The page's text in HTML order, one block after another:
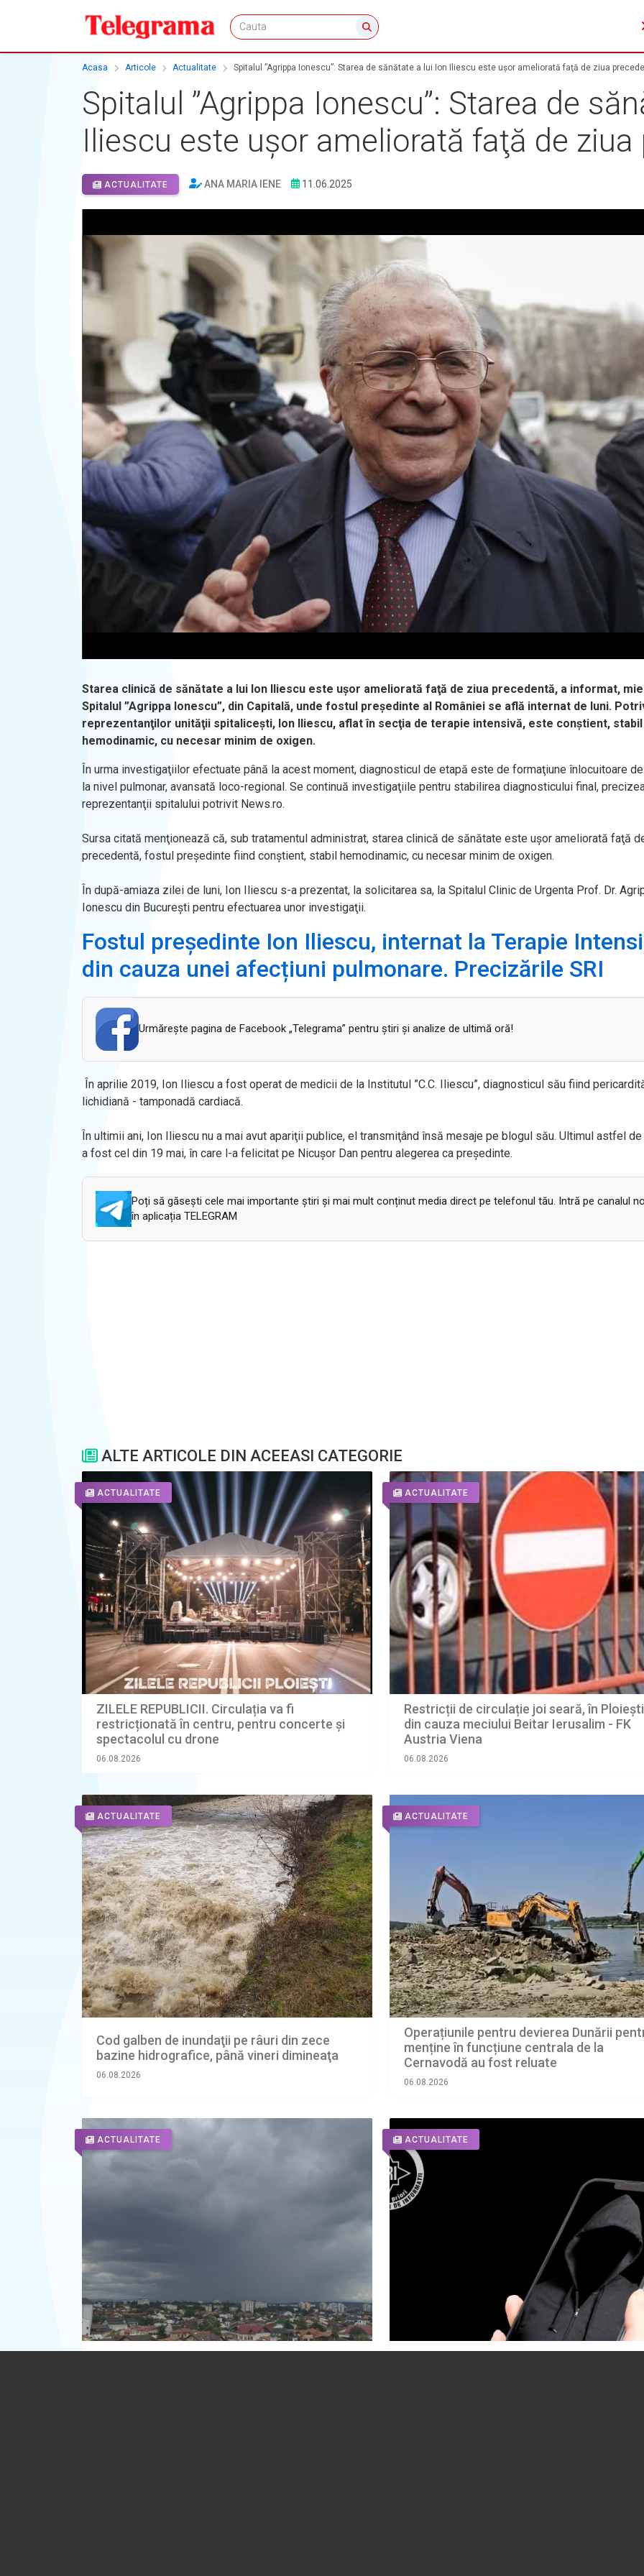
Acasa Articole Actualitate Spitalul ”Agrippa Ionescu”: Starea de sănătate a lui Ion Iliescu este uşor ameliorată faţă de ziua
Spitalul ”Agrippa Ionescu”: Starea de
Iliescu este uşor ameliorată faţă de ziua
ACTUALITATE ANA MARIA IENE 11.06.2025
Starea clinică de sănătate a lui Ion Iliescu este uşor ameliorată faţă de ziua precedentă, a informat,
Spitalul ”Agrippa Ionescu”, din Capitală, unde fostul preşedinte al României se află internat de luni.
reprezentanţilor unităţii spitaliceşti, Ion Iliescu, aflat în secţia de terapie intensivă, este conştient, stabil
hemodinamic, cu necesar minim de oxigen.
În urma investigaţiilor efectuate până la acest moment, diagnosticul de etapă este de formaţiune înlocuitoare
la nivel pulmonar, avansată loco-regional. Se continuă investigaţiile pentru stabilirea diagnosticului final,
reprezentanţii spitalului potrivit News.ro.
Sursa citată menţionează că, sub tratamentul administrat, starea clinică de sănătate este uşor ameliorată faţă
precedentă, fostul preşedinte fiind conştient, stabil hemodinamic, cu necesar minim de oxigen.
În după-amiaza zilei de luni, Ion Iliescu s-a prezentat, la solicitarea sa, la Spitalul Clinic de Urgenta Prof. Dr.
Ionescu din Bucureşti pentru efectuarea unor investigaţii.
Fostul președinte Ion Iliescu, internat la Terapie
din cauza unei afecțiuni pulmonare. Precizările SRI
Urmăreşte pagina de Facebook „Telegrama” pentru ştiri şi analize de ultimă oră!
În aprilie 2019, Ion Iliescu a fost operat de medicii de la Institutul ”C.C. Iliescu”, diagnosticul său fiind
lichidiană - tamponadă cardiacă.
În ultimii ani, Ion Iliescu nu a mai avut apariţii publice, el transmiţând însă mesaje pe blogul său. Ultimul astfel
a fost cel din 19 mai, în care l-a felicitat pe Nicuşor Dan pentru alegerea ca preşedinte.
Poți să găsești cele mai importante știri și mai mult conținut media direct pe telefonul tău. Intră pe canalul
în aplicația TELEGRAM
ALTE ARTICOLE DIN ACEEASI CATEGORIE
ACTUALITATE
ZILELE REPUBLICII. Circulația va fi
restricționată în centru, pentru concerte și
spectacolul cu drone
06.08.2026
ACTUALITATE
Restricții de circulație joi seară, în
din cauza meciului Beitar Ierusalim - FK
Austria Viena
06.08.2026
ACTUALITATE
Cod galben de inundaţii pe râuri din zece
bazine hidrografice, până vineri dimineaţa
06.08.2026
ACTUALITATE
Operațiunile pentru devierea Dunării
menține în funcțiune centrala de la
Cernavodă au fost reluate
06.08.2026
ACTUALITATE ACTUALITATE